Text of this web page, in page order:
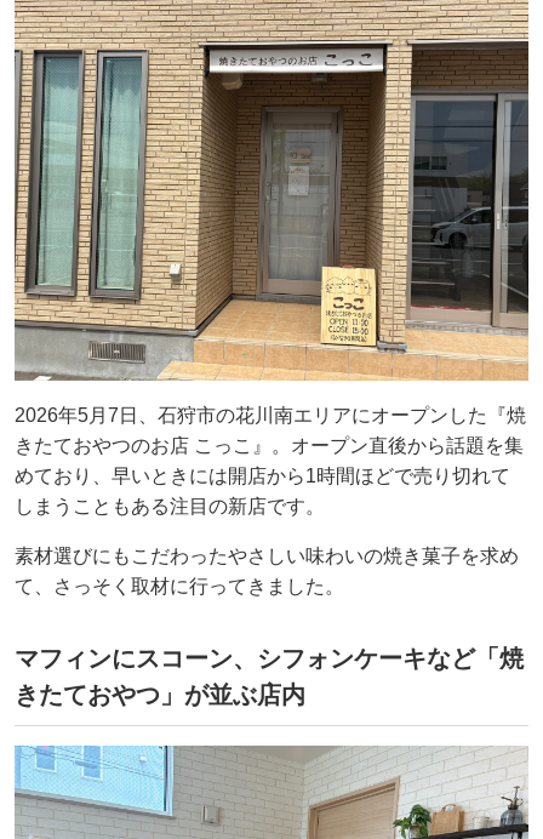
2026年5月7日、石狩市の花川南エリアにオープンした『焼
きたておやつのお店 こっこ』。オープン直後から話題を集
めており、早いときには開店から1時間ほどで売り切れて
しまうこともある注目の新店です。
素材選びにもこだわったやさしい味わいの焼き菓子を求め
て、さっそく取材に行ってきました。
マフィンにスコーン、シフォンケーキなど「焼
きたておやつ」が並ぶ店内